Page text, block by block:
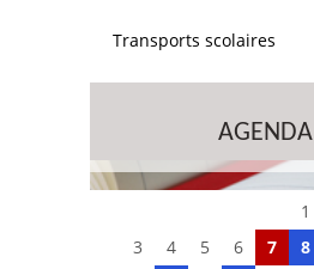
Transports scolaires
AGENDA
1
3
4 5 6 7 8